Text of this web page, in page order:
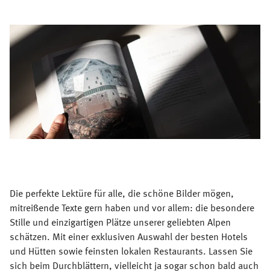
Die perfekte Lektüre für alle, die schöne Bilder mögen,
mitreißende Texte gern haben und vor allem: die besondere
Stille und einzigartigen Plätze unserer geliebten Alpen
schätzen. Mit einer exklusiven Auswahl der besten Hotels
und Hütten sowie feinsten lokalen Restaurants. Lassen Sie
sich beim Durchblättern, vielleicht ja sogar schon bald auch